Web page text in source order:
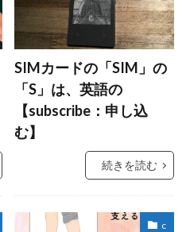
SIMカードの「SIM」の
「S」は、英語の
【subscribe：申し込
む】
続きを読む
c